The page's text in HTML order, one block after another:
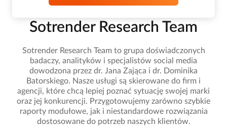
Sotrender Research Team
Sotrender Research Team to grupa doświadczonych
badaczy, analityków i specjalistów social media
dowodzona przez dr. Jana Zająca i dr. Dominika
Batorskiego. Nasze usługi są skierowane do firm i
agencji, które chcą lepiej poznać sytuację swojej marki
oraz jej konkurencji. Przygotowujemy zarówno szybkie
raporty modułowe, jak i niestandardowe rozwiązania
dostosowane do potrzeb naszych klientów.